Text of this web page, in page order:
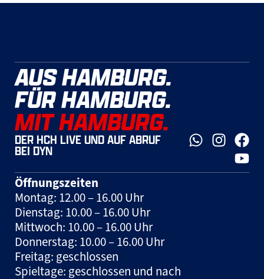
AUS HAMBURG.
FÜR HAMBURG.
MIT HAMBURG.
DER HCH LIVE UND AUF ABRUF
BEI DYN
Öffnungszeiten
Montag: 12.00 – 16.00 Uhr
Dienstag: 10.00 – 16.00 Uhr
Mittwoch: 10.00 – 16.00 Uhr
Donnerstag: 10.00 – 16.00 Uhr
Freitag: geschlossen
Spieltage: geschlossen und nach